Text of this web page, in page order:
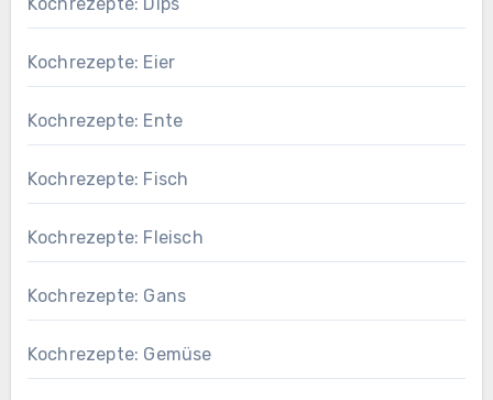
Kochrezepte: Eier
Kochrezepte: Ente
Kochrezepte: Fisch
Kochrezepte: Fleisch
Kochrezepte: Gans
Kochrezepte: Gemüse